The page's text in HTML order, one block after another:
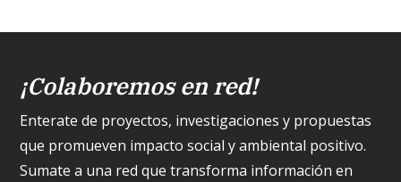
¡Colaboremos en red!
Enterate de proyectos, investigaciones y propuestas
que promueven impacto social y ambiental positivo.
Sumate a una red que transforma información en